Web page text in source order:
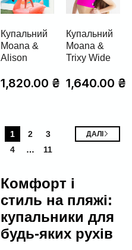
Купальний
Moana &
Alison
1,820.00 ₴
Купальний
Moana &
Trixy Wide
1,640.00 ₴
1 2
3
4
… 11
ДАЛІ
Комфорт і
стиль на пляжі:
купальники для
будь-яких рухів